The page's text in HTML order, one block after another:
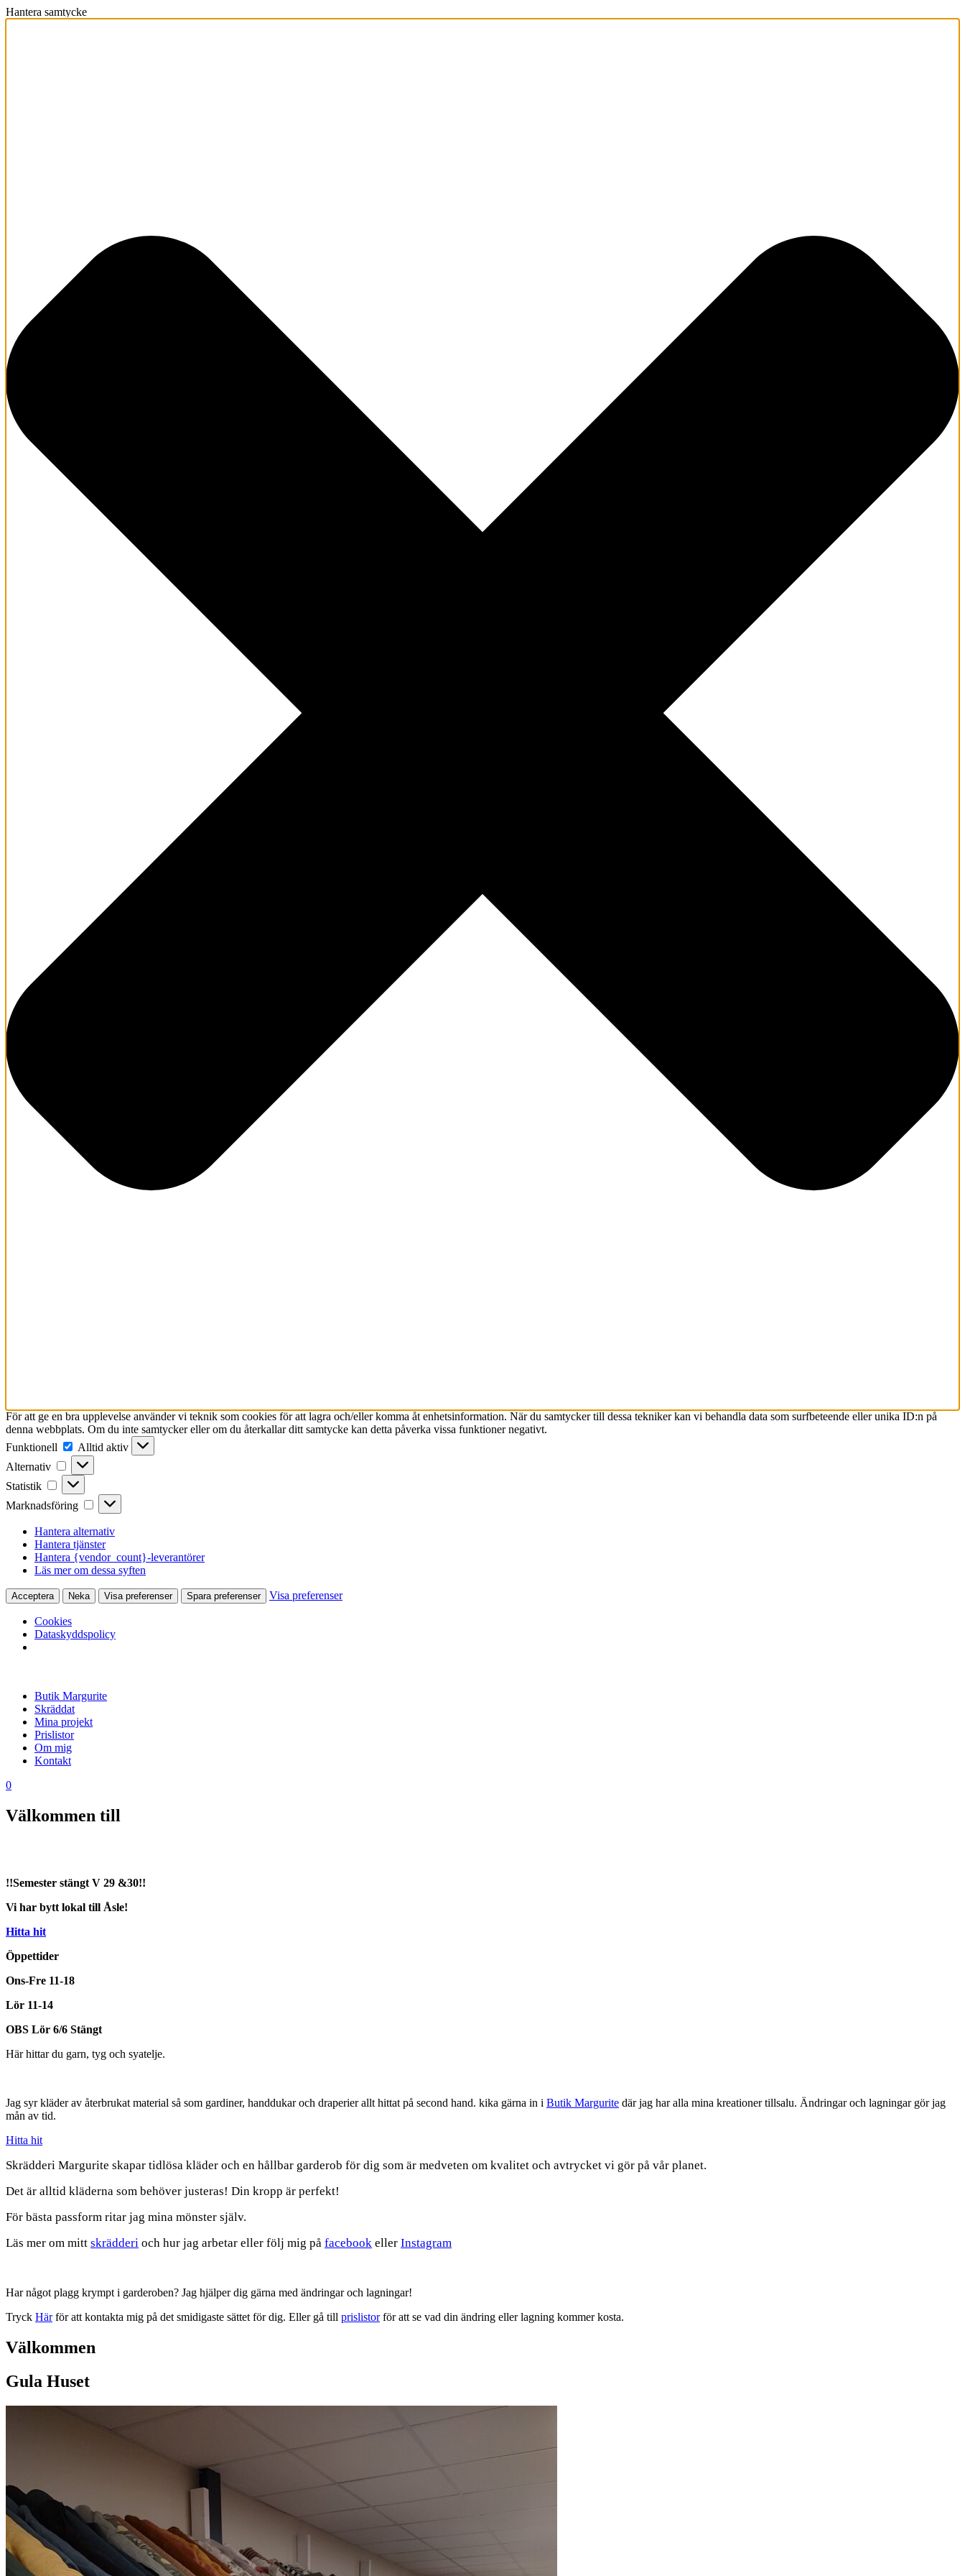
Hantera samtycke
För att ge en bra upplevelse använder vi teknik som cookies för att lagra och/eller komma åt enhetsinformation. När du samtycker till dessa tekniker kan vi behandla data som surfbeteende eller unika ID:n på
denna webbplats. Om du inte samtycker eller om du återkallar ditt samtycke kan detta påverka vissa funktioner negativt.
Funktionell
Funktionell
Alltid aktiv
Alternativ
Alternativ
Statistik Statistik
Marknadsföring Marknadsföring
Hantera alternativ
Hantera tjänster
Hantera {vendor_count}-leverantörer
Läs mer om dessa syften
Acceptera Neka Visa preferenser Spara preferenser Visa preferenser
Cookies
Dataskyddspolicy
Butik Margurite
Skräddat
Mina projekt
Prislistor
Om mig
Kontakt
0
Välkommen till
!!Semester stängt V 29 &30!!
Vi har bytt lokal till Åsle!
Hitta hit
Öppettider
Ons-Fre 11-18
Lör 11-14
OBS Lör 6/6 Stängt
Här hittar du garn, tyg och syatelje.
Jag syr kläder av återbrukat material så som gardiner, handdukar och draperier allt hittat på second hand. kika gärna in i Butik Margurite där jag har alla mina kreationer tillsalu. Ändringar och lagningar gör jag
mån av tid.
Hitta hit
Skrädderi Margurite skapar tidlösa kläder och en hållbar garderob för dig som är medveten om kvalitet och avtrycket vi gör på vår planet.
Det är alltid kläderna som behöver justeras! Din kropp är perfekt!
För bästa passform ritar jag mina mönster själv.
Läs mer om mitt skrädderi och hur jag arbetar eller följ mig på facebook eller Instagram
Har något plagg krympt i garderoben? Jag hjälper dig gärna med ändringar och lagningar!
Tryck Härför att kontakta mig på det smidigaste sättet för dig. Eller gå till prislistorför att se vad din ändring eller lagning kommer kosta.
Välkommen
Gula Huset